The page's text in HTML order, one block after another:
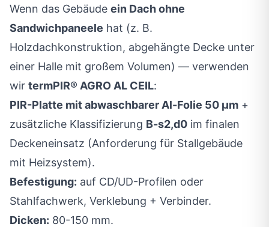
Wenn das Gebäude ein Dach ohne
Sandwichpaneele hat (z. B.
Holzdachkonstruktion, abgehängte Decke unter
einer Halle mit großem Volumen) — verwenden
wir termPIR® AGRO AL CEIL:
PIR-Platte mit abwaschbarer Al-Folie 50 µm +
zusätzliche Klassifizierung B-s2,d0 im finalen
Deckeneinsatz (Anforderung für Stallgebäude
mit Heizsystem).
Befestigung: auf CD/UD-Profilen oder
Stahlfachwerk, Verklebung + Verbinder.
Dicken: 80-150 mm.